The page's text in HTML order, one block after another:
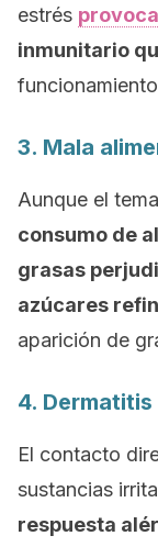
estrés
inmunitario
3. Mala
Aunque el
consumo de
grasas
azúcares
aparición de
4.
El contacto
sustancias
respuesta